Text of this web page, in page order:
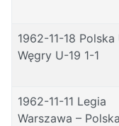
1962-11-18 Polska
Węgry U-19 1-1
1962-11-11 Legia
Warszawa –